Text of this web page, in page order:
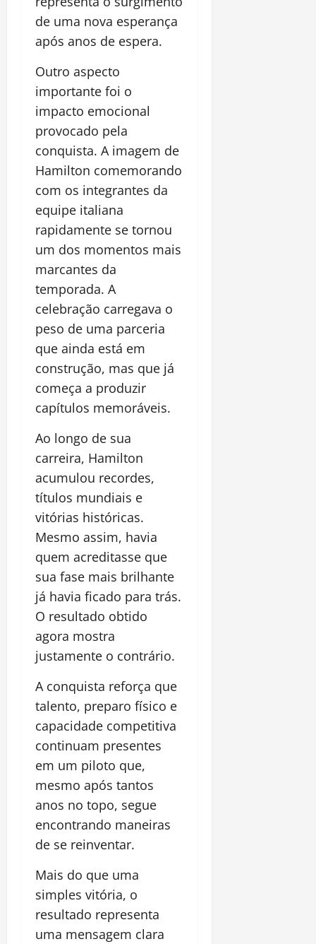
de uma nova esperança
após anos de espera.
Outro aspecto
importante foi o
impacto emocional
provocado pela
conquista. A imagem de
Hamilton comemorando
com os integrantes da
equipe italiana
rapidamente se tornou
um dos momentos mais
marcantes da
temporada. A
celebração carregava o
peso de uma parceria
que ainda está em
construção, mas que já
começa a produzir
capítulos memoráveis.
Ao longo de sua
carreira, Hamilton
acumulou recordes,
títulos mundiais e
vitórias históricas.
Mesmo assim, havia
quem acreditasse que
sua fase mais brilhante
já havia ficado para trás.
O resultado obtido
agora mostra
justamente o contrário.
A conquista reforça que
talento, preparo físico e
capacidade competitiva
continuam presentes
em um piloto que,
mesmo após tantos
anos no topo, segue
encontrando maneiras
de se reinventar.
Mais do que uma
simples vitória, o
resultado representa
uma mensagem clara